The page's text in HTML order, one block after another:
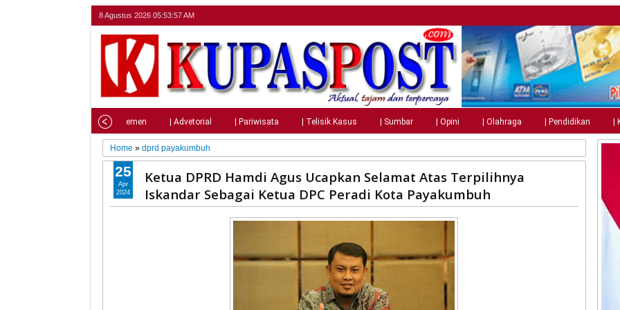
8 Agustus 2026 05:53:59 AM
| Parlemen | Advetorial | Pariwisata | Telisik Kasus | Sumbar | Opini | Olahraga | Pendidikan |
Home »dprd payakumbuh
Ketua DPRD Hamdi Agus Ucapkan Selamat Atas Terpilihnya
Iskandar Sebagai Ketua DPC Peradi Kota Payakumbuh
25
Apr
2024